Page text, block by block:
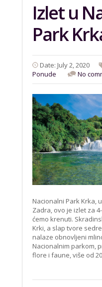
Izlet u
Park
Date: July 2, 2020
Ponude
No
Nacionalni Park Krka,
Zadra, ovo je izlet za
ćemo krenuti.
Krki, a slap tvore
nalaze obnovljeni
Nacionalnim parkom,
flore i faune, više od